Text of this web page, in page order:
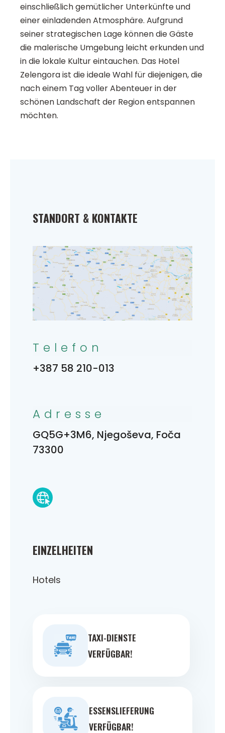
einschließlich gemütlicher Unterkünfte und
einer einladenden Atmosphäre. Aufgrund
seiner strategischen Lage können die Gäste
die malerische Umgebung leicht erkunden und
in die lokale Kultur eintauchen. Das Hotel
Zelengora ist die ideale Wahl für diejenigen, die
nach einem Tag voller Abenteuer in der
schönen Landschaft der Region entspannen
möchten.
EINZELHEITEN
Hotels
TAXI-DIENSTE
VERFÜGBAR!
ESSENSLIEFERUNG
VERFÜGBAR!
STANDORT & KONTAKTE
Telefon
+387 58 210-013
Adresse
GQ5G+3M6, Njegoševa, Foča
73300